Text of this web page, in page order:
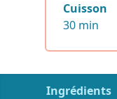
Cuisson
30 min
Ingrédients